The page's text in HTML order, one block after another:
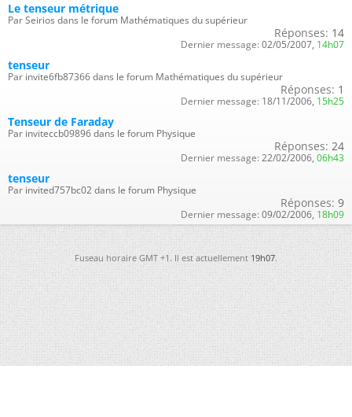
Le tenseur métrique
Par Seirios dans le forum Mathématiques du supérieur
Réponses: 14
Dernier message: 02/05/2007, 14h07
tenseur
Par invite6fb87366 dans le forum Mathématiques du supérieur
Réponses: 1
Dernier message: 18/11/2006, 15h25
Tenseur de Faraday
Par inviteccb09896 dans le forum Physique
Réponses: 24
Dernier message: 22/02/2006, 06h43
tenseur
Par invited757bc02 dans le forum Physique
Réponses: 9
Dernier message: 09/02/2006, 18h09
Fuseau horaire GMT +1. Il est actuellement19h07.